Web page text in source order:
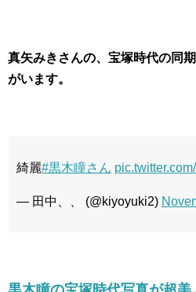
真矢みきさんの、宝塚時代の同
がいます。
綺麗#黒木瞳さん
— 田中、、 (@kiyoyuki2)